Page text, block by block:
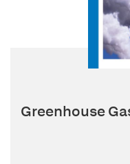
Greenhouse